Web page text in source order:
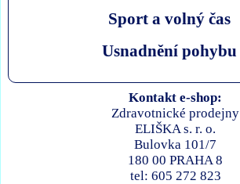
Sport a volný čas
Usnadnění pohybu
Kontakt e-shop:
Zdravotnické prodejny
ELIŠKA s. r. o.
Bulovka 101/7
180 00 PRAHA 8
tel: 605 272 823